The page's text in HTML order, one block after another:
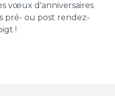
vœux d'anniversaires
pré- ou post rendez-
!